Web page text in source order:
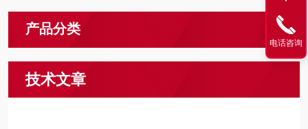
产品分类
技术文章
电话咨询